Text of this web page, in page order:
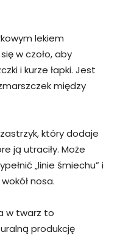
lekiem
w czoło, aby
i kurze łapki. Jest
między
który dodaje
ją utraciły. Może
„linie śmiechu” i
nosa.
w twarz to
produkcję